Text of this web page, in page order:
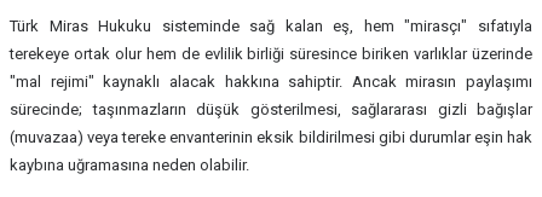
Türk Miras Hukuku sisteminde sağ kalan eş, hem "mirasçı" sıfatıyla
terekeye ortak olur hem de evlilik birliği süresince biriken varlıklar üzerinde
"mal rejimi" kaynaklı alacak hakkına sahiptir. Ancak mirasın paylaşımı
sürecinde; taşınmazların düşük gösterilmesi, sağlararası gizli bağışlar
(muvazaa) veya tereke envanterinin eksik bildirilmesi gibi durumlar eşin hak
kaybına uğramasına neden olabilir.